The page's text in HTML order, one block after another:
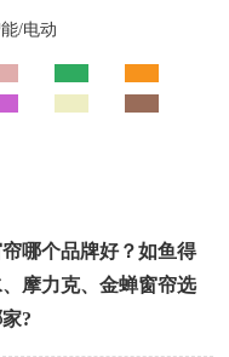
/电动
帘哪个品牌好？如鱼得
、摩力克、金蝉窗帘选
?